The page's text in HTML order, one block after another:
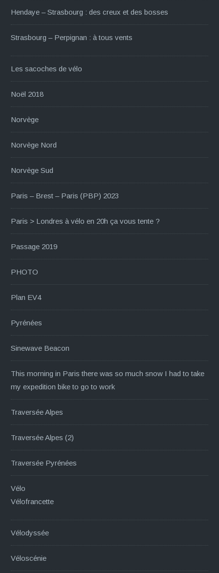
Hendaye – Strasbourg : des creux et des bosses
Strasbourg – Perpignan : à tous vents
Les sacoches de vélo
Noël 2018
Norvège
Norvège Nord
Norvège Sud
Paris – Brest – Paris (PBP) 2023
Paris > Londres à vélo en 20h ça vous tente ?
Passage 2019
PHOTO
Plan EV4
Pyrénées
Sinewave Beacon
This morning in Paris there was so much snow I had to take
my expedition bike to go to work
Traversée Alpes
Traversée Alpes (2)
Traversée Pyrénées
Vélo
Vélofrancette
Vélodyssée
Véloscénie